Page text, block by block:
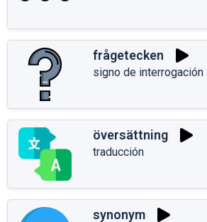
frågetecken
signo de interrogación
översättning
traducción
synonym